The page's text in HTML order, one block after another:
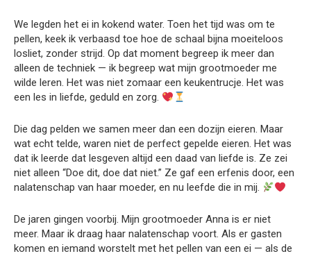
We legden het ei in kokend water. Toen het tijd was om te
pellen, keek ik verbaasd toe hoe de schaal bijna moeiteloos
losliet, zonder strijd. Op dat moment begreep ik meer dan
alleen de techniek — ik begreep wat mijn grootmoeder me
wilde leren. Het was niet zomaar een keukentrucje. Het was
een les in liefde, geduld en zorg.
Die dag pelden we samen meer dan een dozijn eieren. Maar
wat echt telde, waren niet de perfect gepelde eieren. Het was
dat ik leerde dat lesgeven altijd een daad van liefde is. Ze zei
niet alleen “Doe dit, doe dat niet.” Ze gaf een erfenis door, een
nalatenschap van haar moeder, en nu leefde die in mij.
De jaren gingen voorbij. Mijn grootmoeder Anna is er niet
meer. Maar ik draag haar nalatenschap voort. Als er gasten
komen en iemand worstelt met het pellen van een ei — als de